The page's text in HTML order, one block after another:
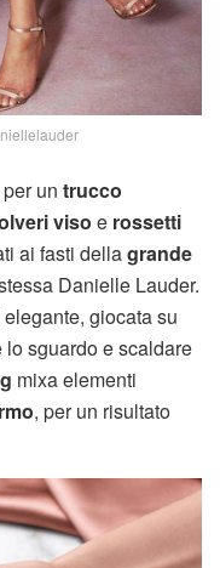
un trucco
viso e rossetti
ai fasti dellagrande
Danielle Lauder.
giocata su
sguardo e scaldare
mixa elementi
, per un risultato